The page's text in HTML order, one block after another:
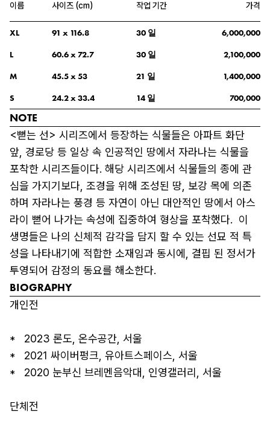
이름 사이즈 (cm) 작업 기간 가격
XL 91 x 116.8 30 일
6,000,000
L
60.6 x 72.7 30 일
2,100,000
M
45.5 x 53 21 일
1,400,000
S
24.2 x 33.4 14 일 700,000
NOTE
<뻗는 선> 시리즈에서 등장하는 식물들은 아파트 화단
앞, 경로당 등 일상 속 인공적인 땅에서 자라나는 식물을
포착한 시리즈들이다. 해당 시리즈에서 식물들의 종에 관
심을 가지기보다, 조경을 위해 조성된 땅, 보강 목에 의존
하며 자라나는 풍경 등 자연이 아닌 대안적인 땅에서 아스
라이 뻗어 나가는 속성에 집중하여 형상을 포착했다.  이
생명들은 나의 신체적 감각을 담지 할 수 있는 선묘 적 특
성을 나타내기에 적합한 소재임과 동시에, 결핍 된 정서가
투영되어 감정의 동요를 해소한다.
BIOGRAPHY
개인전
*   2023 론도, 온수공간, 서울
*   2021 싸이버펑크, 유아트스페이스, 서울
*   2020 눈부신 브레멘음악대, 인영갤러리, 서울
단체전